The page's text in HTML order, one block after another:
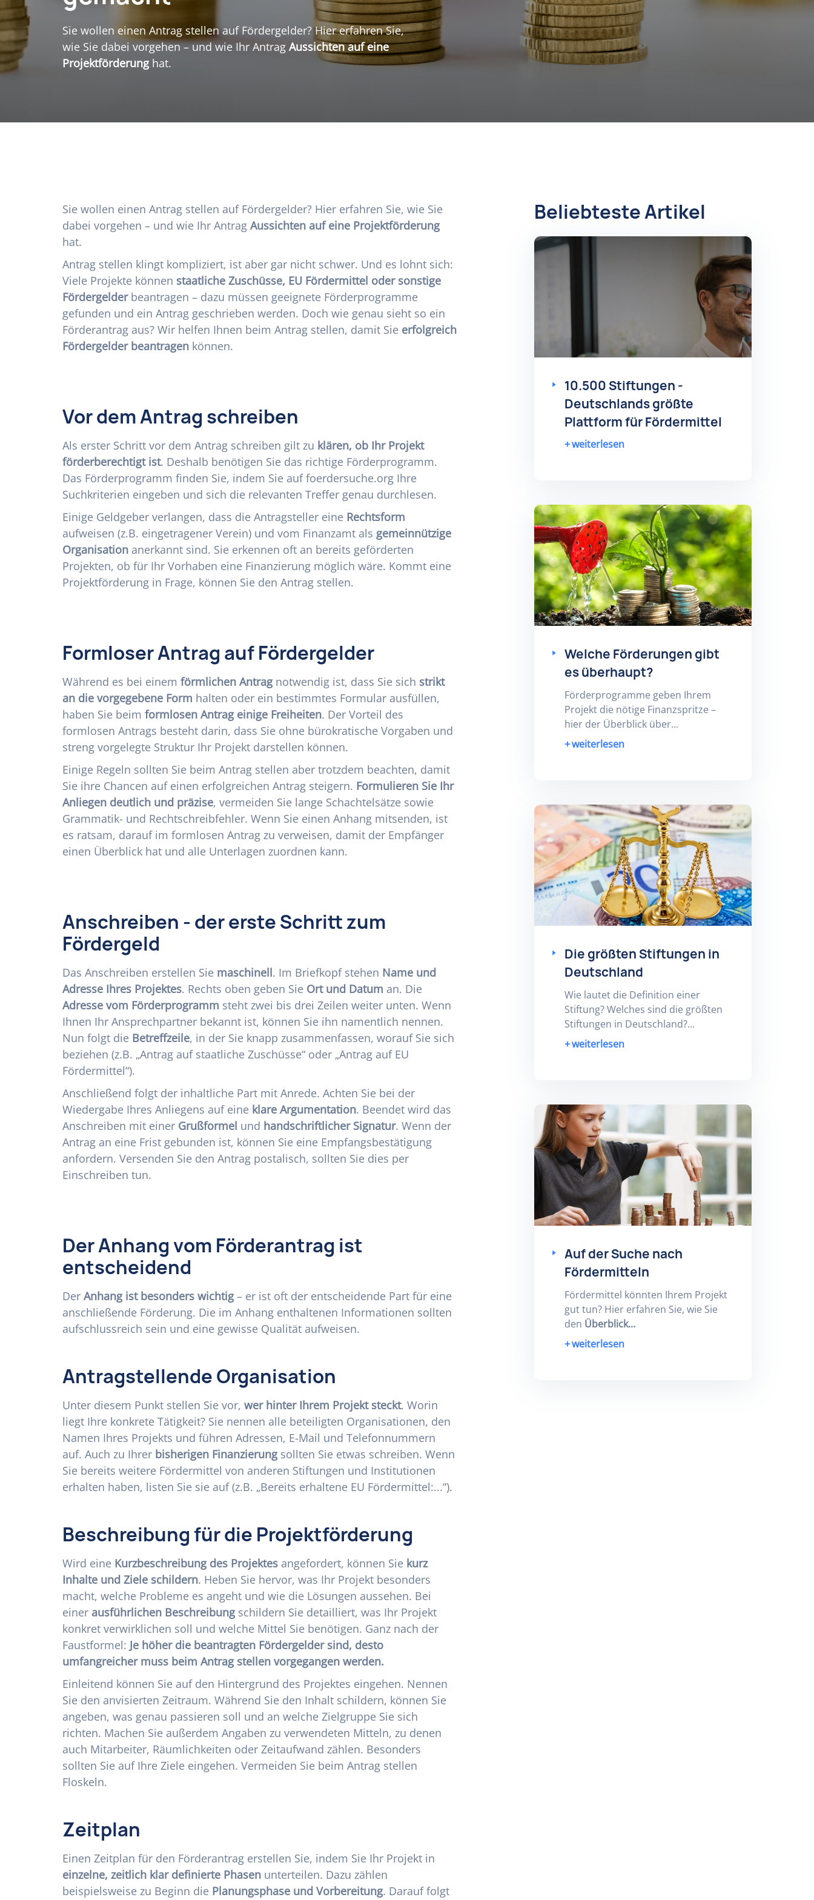
Sie wollen einen Antrag stellen auf Fördergelder? Hier erfahren Sie,
wie Sie dabei vorgehen – und wie Ihr Antrag Aussichten auf eine
Projektförderunghat.
Sie wollen einen Antrag stellen auf Fördergelder? Hier erfahren Sie, wie Sie
dabei vorgehen – und wie Ihr Antrag Aussichten auf eine Projektförderung
hat.
Antrag stellen klingt kompliziert, ist aber gar nicht schwer. Und es lohnt sich:
Viele Projekte können staatliche Zuschüsse, EU Fördermittel oder sonstige
Fördergelderbeantragen – dazu müssen geeignete Förderprogramme
gefunden und ein Antrag geschrieben werden. Doch wie genau sieht so ein
Förderantrag aus? Wir helfen Ihnen beim Antrag stellen, damit Sie erfolgreich
Fördergelder beantragen können.
Vor dem Antrag schreiben
Als erster Schritt vor dem Antrag schreiben gilt zu klären, ob Ihr Projekt
förderberechtigt ist. Deshalb benötigen Sie das richtige Förderprogramm.
Das Förderprogramm finden Sie, indem Sie auffoerdersuche.org Ihre
Suchkriterien eingeben und sich die relevanten Treffer genau durchlesen.
Einige Geldgeber verlangen, dass die Antragsteller eine Rechtsform
aufweisen (z.B. eingetragener Verein) und vom Finanzamt als gemeinnützige
Organisation anerkannt sind. Sie erkennen oft an bereits geförderten
Projekten, ob für Ihr Vorhaben eine Finanzierung möglich wäre. Kommt eine
Projektförderung in Frage, können Sie den Antrag stellen.
Formloser Antrag auf Fördergelder
Während es bei einem förmlichen Antrag notwendig ist, dass Sie sich strikt
an die vorgegebene Form halten oder ein bestimmtes Formular ausfüllen,
haben Sie beim formlosen Antrag einige Freiheiten. Der Vorteil des
formlosen Antrags besteht darin, dass Sie ohne bürokratische Vorgaben und
streng vorgelegte Struktur Ihr Projekt darstellen können.
Einige Regeln sollten Sie beim Antrag stellen aber trotzdem beachten, damit
Sie ihre Chancen auf einen erfolgreichen Antrag steigern. Formulieren Sie Ihr
Anliegen deutlich und präzise, vermeiden Sie lange Schachtelsätze sowie
Grammatik- und Rechtschreibfehler. Wenn Sie einen Anhang mitsenden, ist
es ratsam, darauf im formlosen Antrag zu verweisen, damit der Empfänger
einen Überblick hat und alle Unterlagen zuordnen kann.
Anschreiben - der erste Schritt zum
Fördergeld
Das Anschreiben erstellen Sie maschinell. Im Briefkopf stehen Name und
Adresse Ihres Projektes. Rechts oben geben Sie Ort und Datum an. Die
Adresse vom Förderprogramm steht zwei bis drei Zeilen weiter unten. Wenn
Ihnen Ihr Ansprechpartner bekannt ist, können Sie ihn namentlich nennen.
Nun folgt die Betreffzeile, in der Sie knapp zusammenfassen, worauf Sie sich
beziehen (z.B. „Antrag auf staatliche Zuschüsse“ oder „Antrag auf EU
Fördermittel“).
Anschließend folgt der inhaltliche Part mit Anrede. Achten Sie bei der
Wiedergabe Ihres Anliegens auf eine klare Argumentation. Beendet wird das
Anschreiben mit einer Grußformel und handschriftlicher Signatur. Wenn der
Antrag an eine Frist gebunden ist, können Sie eine Empfangsbestätigung
anfordern. Versenden Sie den Antrag postalisch, sollten Sie dies per
Einschreiben tun.
Der Anhang vom Förderantrag ist
entscheidend
Der Anhang ist besonders wichtig – er ist oft der entscheidende Part für eine
anschließende Förderung. Die im Anhang enthaltenen Informationen sollten
aufschlussreich sein und eine gewisse Qualität aufweisen.
Antragstellende Organisation
Unter diesem Punkt stellen Sie vor, wer hinter Ihrem Projekt steckt. Worin
liegt Ihre konkrete Tätigkeit? Sie nennen alle beteiligten Organisationen, den
Namen Ihres Projekts und führen Adressen, E-Mail und Telefonnummern
auf. Auch zu Ihrer bisherigen Finanzierung sollten Sie etwas schreiben. Wenn
Sie bereits weitere Fördermittel von anderen Stiftungen und Institutionen
erhalten haben, listen Sie sie auf (z.B. „Bereits erhaltene EU Fördermittel:...“).
Beschreibung für die Projektförderung
Wird eine Kurzbeschreibung des Projektes angefordert, können Sie kurz
Inhalte und Ziele schildern. Heben Sie hervor, was Ihr Projekt besonders
macht, welche Probleme es angeht und wie die Lösungen aussehen. Bei
einer ausführlichen Beschreibung schildern Sie detailliert, was Ihr Projekt
konkret verwirklichen soll und welche Mittel Sie benötigen. Ganz nach der
Faustformel: Je höher die beantragten Fördergelder sind, desto
umfangreicher muss beim Antrag stellen vorgegangen werden.
Einleitend können Sie auf den Hintergrund des Projektes eingehen. Nennen
Sie den anvisierten Zeitraum. Während Sie den Inhalt schildern, können Sie
angeben, was genau passieren soll und an welche Zielgruppe Sie sich
richten. Machen Sie außerdem Angaben zu verwendeten Mitteln, zu denen
auch Mitarbeiter, Räumlichkeiten oder Zeitaufwand zählen. Besonders
sollten Sie auf Ihre Ziele eingehen. Vermeiden Sie beim Antrag stellen
Floskeln.
Zeitplan
Einen Zeitplan für den Förderantrag erstellen Sie, indem Sie Ihr Projekt in
einzelne, zeitlich klar definierte Phasen unterteilen. Dazu zählen
beispielsweise zu Beginn die Planungsphase und Vorbereitung. Darauf folgt
Beliebteste Artikel
10.500 Stiftungen -
Deutschlands größte
Plattform für Fördermittel
weiterlesen
Welche Förderungen gibt
es überhaupt?
Förderprogramme geben Ihrem
Projekt die nötige Finanzspritze –
hier der Überblick über...
weiterlesen
Die größten Stiftungen in
Deutschland
Wie lautet die Definition einer
Stiftung? Welches sind die größten
Stiftungen in Deutschland?...
weiterlesen
Auf der Suche nach
Fördermitteln
Fördermittel könnten Ihrem Projekt
gut tun? Hier erfahren Sie, wie Sie
den Überblick...
weiterlesen